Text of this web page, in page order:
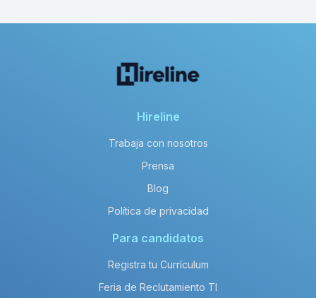
Hireline
Trabaja con nosotros
Prensa
Blog
Política de privacidad
Para candidatos
Registra tu Currículum
Feria de Reclutamiento TI